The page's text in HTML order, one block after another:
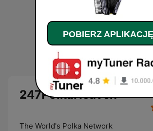
247PolkaHeaven
The World's Polka Network
POBIERZ APLIKACJĘ